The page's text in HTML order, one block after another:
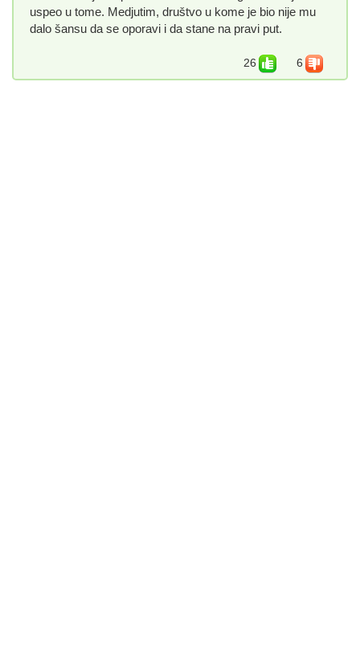
uspeo u tome. Medjutim, društvo u kome je bio nije mu
dalo šansu da se oporavi i da stane na pravi put.
26 6